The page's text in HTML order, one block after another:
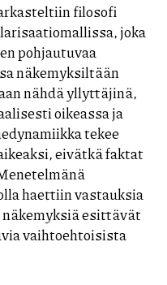
filosofi
joka
pohjautuvaa
näkemyksiltään
nähdä yllyttäjinä,
oikeassa ja
tekee
eivätkä faktat
haettiin vastauksia
esittävät
vaihtoehtoisista